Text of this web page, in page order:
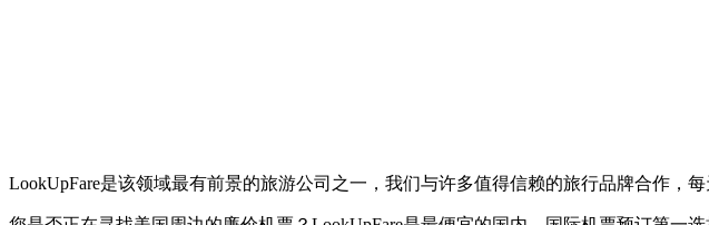
LookUpFare是该领域最有前景的旅游公司之一，我们与许多值得信赖的旅行品牌合作，